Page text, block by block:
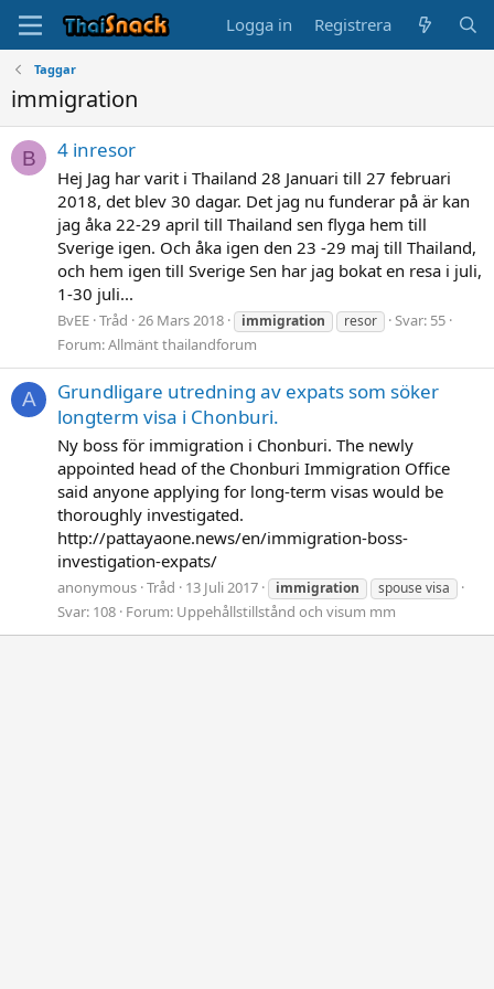
Logga in Registrera
Taggar
immigration
B 4 inresor
Hej Jag har varit i Thailand 28 Januari till 27 februari
2018, det blev 30 dagar. Det jag nu funderar på är kan
jag åka 22-29 april till Thailand sen flyga hem till
Sverige igen. Och åka igen den 23 -29 maj till Thailand,
och hem igen till Sverige Sen har jag bokat en resa i juli,
1-30 juli...
BvEE Tråd 26 Mars 2018 immigration resor
Svar: 55
Forum:Allmänt thailandforum
A
Grundligare utredning av expats som söker
longterm visa i Chonburi.
Ny boss för immigration i Chonburi. The newly
appointed head of the Chonburi Immigration Office
said anyone applying for long-term visas would be
thoroughly investigated.
http://pattayaone.news/en/immigration-boss-
investigation-expats/
anonymous Tråd 13 Juli 2017 immigration spouse visa
Svar: 108 Forum: Uppehållstillstånd och visum mm